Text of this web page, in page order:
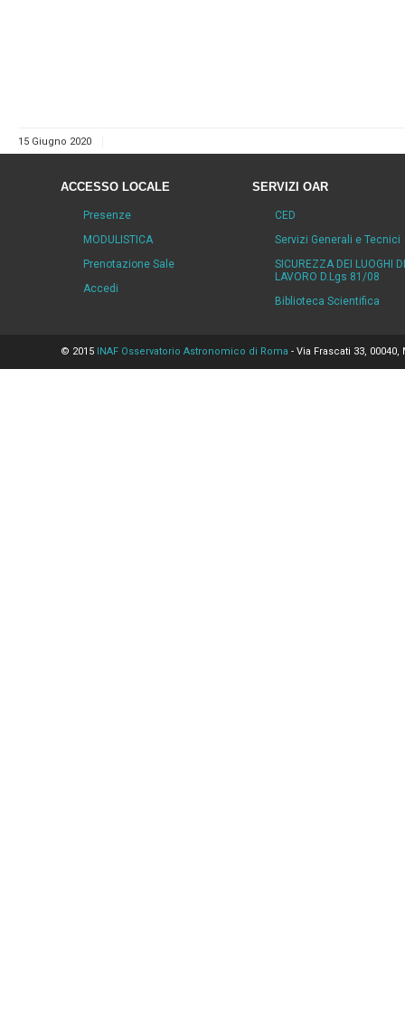
15 Giugno 2020
ACCESSO LOCALE
Presenze
MODULISTICA
Prenotazione Sale
Accedi
SERVIZI OAR
CED
Servizi Generali e Tecnici
SICUREZZA DEI LUOGHI DI
LAVORO D.Lgs 81/08
Biblioteca Scientifica
© 2015 INAF Osservatorio Astronomico di Roma - Via Frascati 33,